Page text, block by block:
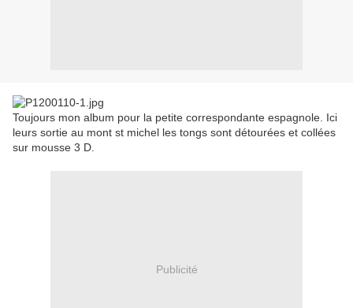
Toujours mon album pour la petite correspondante espagnole. Ici
leurs sortie au mont st michel les tongs sont détourées et collées
sur mousse 3 D.
Publicité